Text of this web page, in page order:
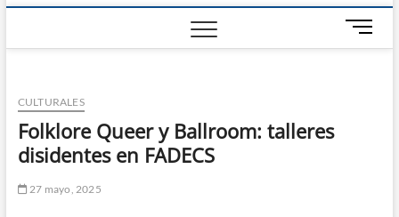
B
o
CULTURALES
Folklore Queer y Ballroom: talleres
disidentes en FADECS
27 mayo, 2025